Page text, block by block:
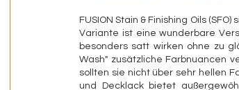
FUSION Stain & Finishing Oils
Variante ist eine wunderbare
besonders satt wirken ohne zu
Wash" zusätzliche Farbnuancen
sollten sie nicht über sehr hellen
und Decklack bietet